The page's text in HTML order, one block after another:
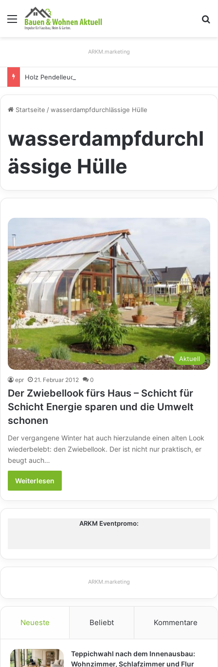
Menü
ARKM.marketing
Startseite /wasserdampfdurchlässige Hülle
wasserdampfdurchl
ässige Hülle
Aktuell
epr 21. Februar 2012 0
Der Zwiebellook fürs Haus – Schicht für
Schicht Energie sparen und die Umwelt
schonen
Der vergangene Winter hat auch hierzulande einen alten Look
wiederbelebt: den Zwiebellook. Der ist nicht nur praktisch, er
beugt auch…
Weiterlesen
ARKM Eventpromo:
ARKM.marketing
Neueste Beliebt Kommentare
Teppichwahl nach dem Innenausbau:
Wohnzimmer, Schlafzimmer und Flur